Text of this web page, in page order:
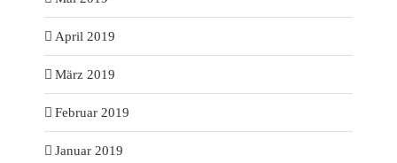
April 2019
März 2019
Februar 2019
Januar 2019